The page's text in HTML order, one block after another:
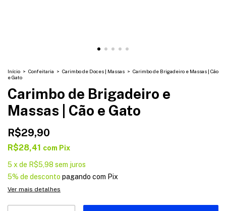
Início > Confeitaria > Carimbo de Doces | Massas > Carimbo de Brigadeiro e Massas | Cão
e Gato
Carimbo de Brigadeiro e
Massas | Cão e Gato
R$29,90
R$28,41 com Pix
5 x de R$5,98 sem juros
5% de desconto pagando com Pix
Ver mais detalhes